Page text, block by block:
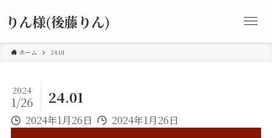
りん様(後藤りん)
ホーム 24.01
24.01
2024
1/26
2024年1月26日 2024年1月26日